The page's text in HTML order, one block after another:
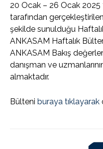
20 Ocak – 26 Ocak 2025
tarafından
şekilde sunulduğu
ANKASAM Haftalık
ANKASAM Bakış
danışman ve
almaktadır.
Bülteni buraya tıklayarak